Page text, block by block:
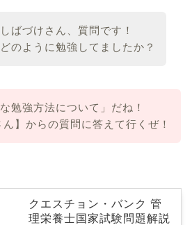
ばづけさん、質問です！
のように勉強してましたか？
な勉強方法について」だね！
ん】からの質問に答えて行くぜ！
クエスチョン・バンク 管
理栄養士国家試験問題解説